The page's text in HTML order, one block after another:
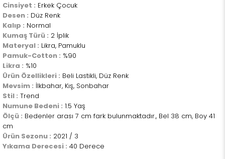
Cinsiyet : Erkek Çocuk
Desen : Düz Renk
Kalıp : Normal
Kumaş Türü : 2 İplik
Materyal : Likra, Pamuklu
Pamuk-Cotton : %90
Likra : %10
Ürün Özellikleri : Beli Lastikli, Düz Renk
Mevsim : İlkbahar, Kış, Sonbahar
Stil : Trend
Numune Bedeni : 1.5 Yaş
Ölçü : Bedenler arası 7 cm fark bulunmaktadır., Bel 38 cm, Boy 41
cm
Ürün Sezonu : 2021 / 3
Yıkama Derecesi : 40 Derece